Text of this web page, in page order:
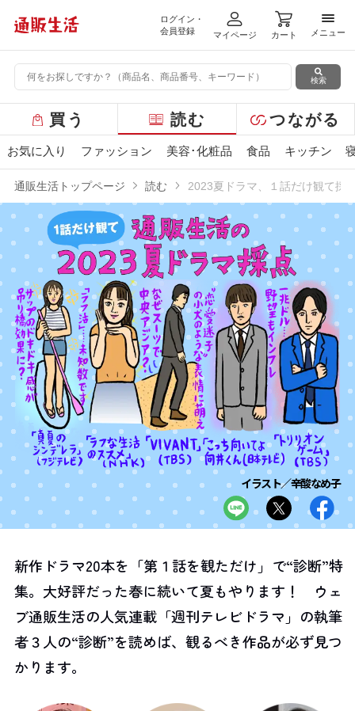
ログイン・
会員登録
マイページ カート
メニ
メニュー
検索
ー
バ
ニ
ュ
ー
買う 読む つながる
お気に入り ファッション 美容･化粧品 食品 キッチン
通販生活トップページ 読む 2023夏ドラマ、１話だけ観て採
イラスト／辛酸なめ子
新作ドラマ20本を「第１話を観ただけ」で“診断”特
集。大好評だった春に続いて夏もやります！ ウェ
ブ通販生活の人気連載「週刊テレビドラマ」の執筆
者３人の“診断”を読めば、観るべき作品が必ず見つ
かります。